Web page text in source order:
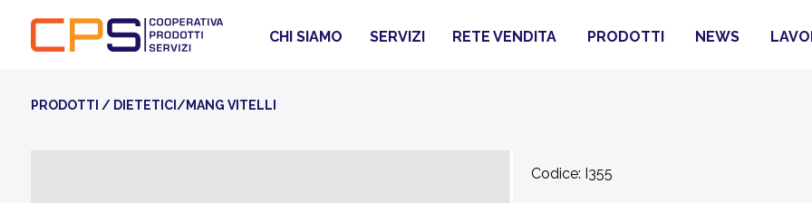
CHI SIAMO SERVIZI RETE VENDITA PRODOTTI NEWS
PRODOTTI / DIETETICI/MANG VITELLI
Codice: I355